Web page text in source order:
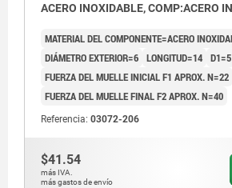
ACERO INOXIDABLE, COMP:ACERO
MATERIAL DEL COMPONENTE=ACERO
DIÁMETRO EXTERIOR=6 LONGITUD=14 D1=5
FUERZA DEL MUELLE INICIAL F1 APROX. N=22
FUERZA DEL MUELLE FINAL F2 APROX. N=40
Referencia: 03072-206
$41.54
más IVA.
más gastos de envío